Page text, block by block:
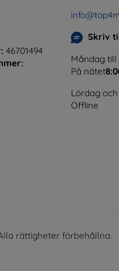
46701494
Skriv
Måndag till
På nätet
Lördag
Offline
rättigheter förbehållna.